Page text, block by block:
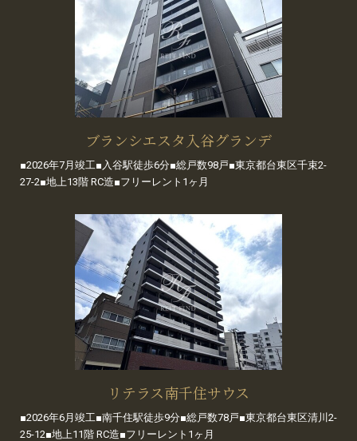
ブランシエスタ入谷グランデ
■2026年7月竣工■入谷駅徒歩6分■総戸数98戸■東京都台東区千束2-
27-2■地上13階 RC造■フリーレント1ヶ月
リテラス南千住サウス
■2026年6月竣工■南千住駅徒歩9分■総戸数78戸■東京都台東区清川2-
25-12■地上11階 RC造■フリーレント1ヶ月